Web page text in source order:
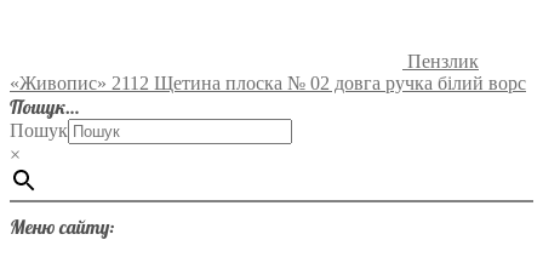
Пензлик
«Живопис» 2112 Щетина плоска № 02 довга ручка білий ворс
Пошук…
Пошук
×
Меню сайту: